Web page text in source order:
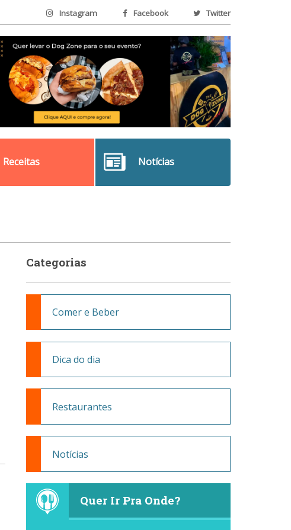
Instagram Facebook Twitter
Receitas Notícias
Categorias
Comer e Beber
Dica do dia
Restaurantes
Notícias
Quer Ir Pra Onde?